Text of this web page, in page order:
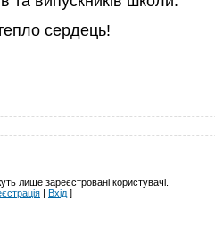
сердець!
лише зареєстровані користувачі.
| Вхід ]